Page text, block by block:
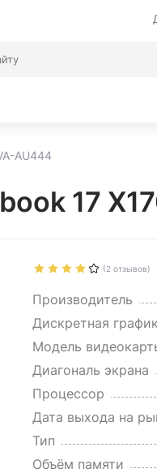
AU444
17
(2 отзывов)
Производитель
Дискретная
Модель
Диагональ экрана
Процессор
Дата выхода на
Тип
Объём памяти